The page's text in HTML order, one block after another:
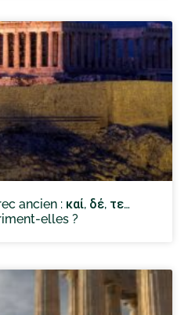
ancien : καί, δέ, τε…
elles ?